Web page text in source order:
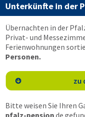
Unterkünfte in der
Übernachten in der
Privat- und
Ferienwohnungen
Personen.
 zu
Bitte weisen Sie Ihren
pfalz-pension.de